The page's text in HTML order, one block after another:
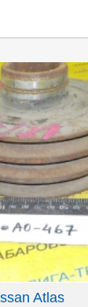
Atlas